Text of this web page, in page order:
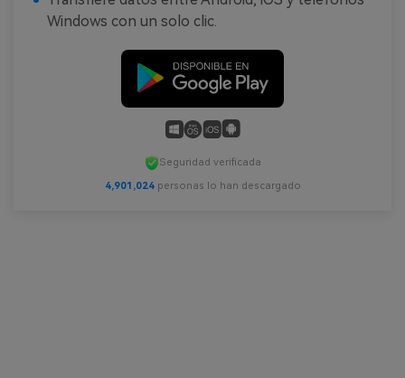
Windows con un solo clic.
Seguridad verificada
4,901,024personas lo han descargado